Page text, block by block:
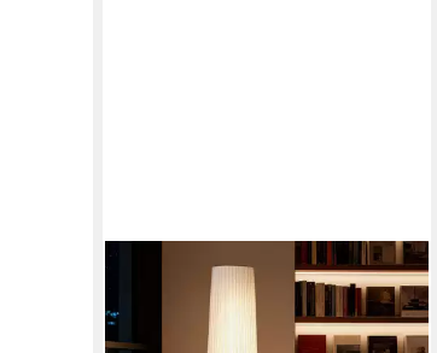
Stehlampe LED Dimmbar, Holz mit
Dreibein, Stehleuchte mit